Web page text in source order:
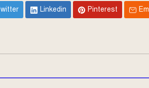
Linkedin Pinterest